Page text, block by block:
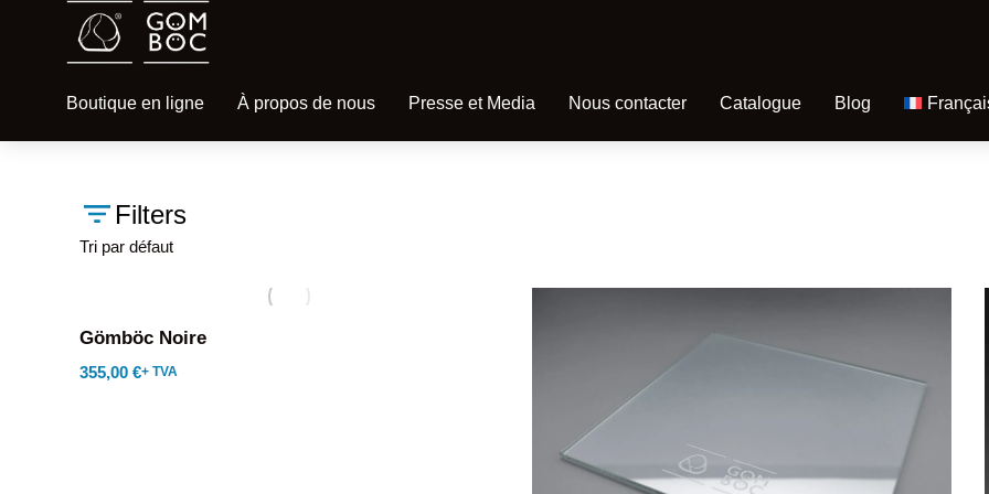
Boutique en ligne À propos de nous Presse et Media Nous contacter Catalogue Blog
Filters
Gömböc Noire
355,00 €+ TVA